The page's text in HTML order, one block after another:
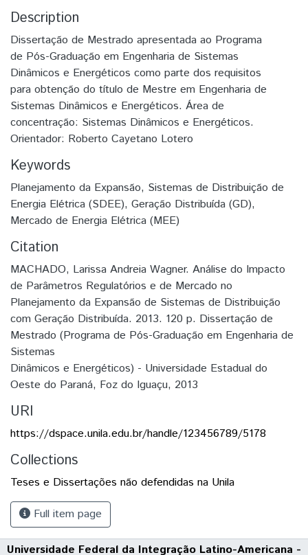
Description
Dissertação de Mestrado apresentada ao Programa
de Pós-Graduação em Engenharia de Sistemas
Dinâmicos e Energéticos como parte dos requisitos
para obtenção do título de Mestre em Engenharia de
Sistemas Dinâmicos e Energéticos. Área de
concentração: Sistemas Dinâmicos e Energéticos.
Orientador: Roberto Cayetano Lotero
Keywords
Planejamento da Expansão, Sistemas de Distribuição de
Energia Elétrica (SDEE), Geração Distribuída (GD),
Mercado de Energia Elétrica (MEE)
Citation
MACHADO, Larissa Andreia Wagner. Análise do Impacto
de Parâmetros Regulatórios e de Mercado no
Planejamento da Expansão de Sistemas de Distribuição
com Geração Distribuída. 2013. 120 p. Dissertação de
Mestrado (Programa de Pós-Graduação em Engenharia de
Sistemas
Dinâmicos e Energéticos) - Universidade Estadual do
Oeste do Paraná, Foz do Iguaçu, 2013
URI
https://dspace.unila.edu.br/handle/123456789/5178
Collections
Teses e Dissertações não defendidas na Unila
Full item page
Universidade Federal da Integração Latino-Americana -